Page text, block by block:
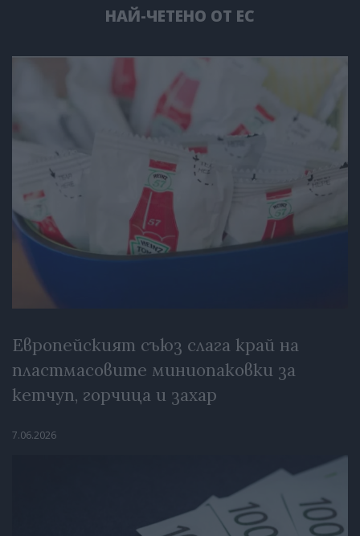
НАЙ-ЧЕТЕНО ОТ ЕС
Европейският съюз слага край на
пластмасовите миниопаковки за
кетчуп, горчица и захар
7.06.2026